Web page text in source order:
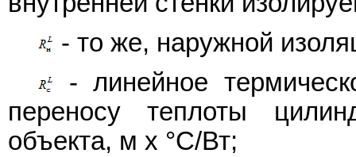
- то же, наружной
- линейное
переносу теплоты
объекта, м х °С/Вт;